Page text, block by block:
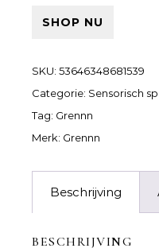
SHOP NU
SKU: 53646348681539
Categorie: Sensorisch
Tag: Grennn
Merk: Grennn
Beschrijving
BESCHRIJVING